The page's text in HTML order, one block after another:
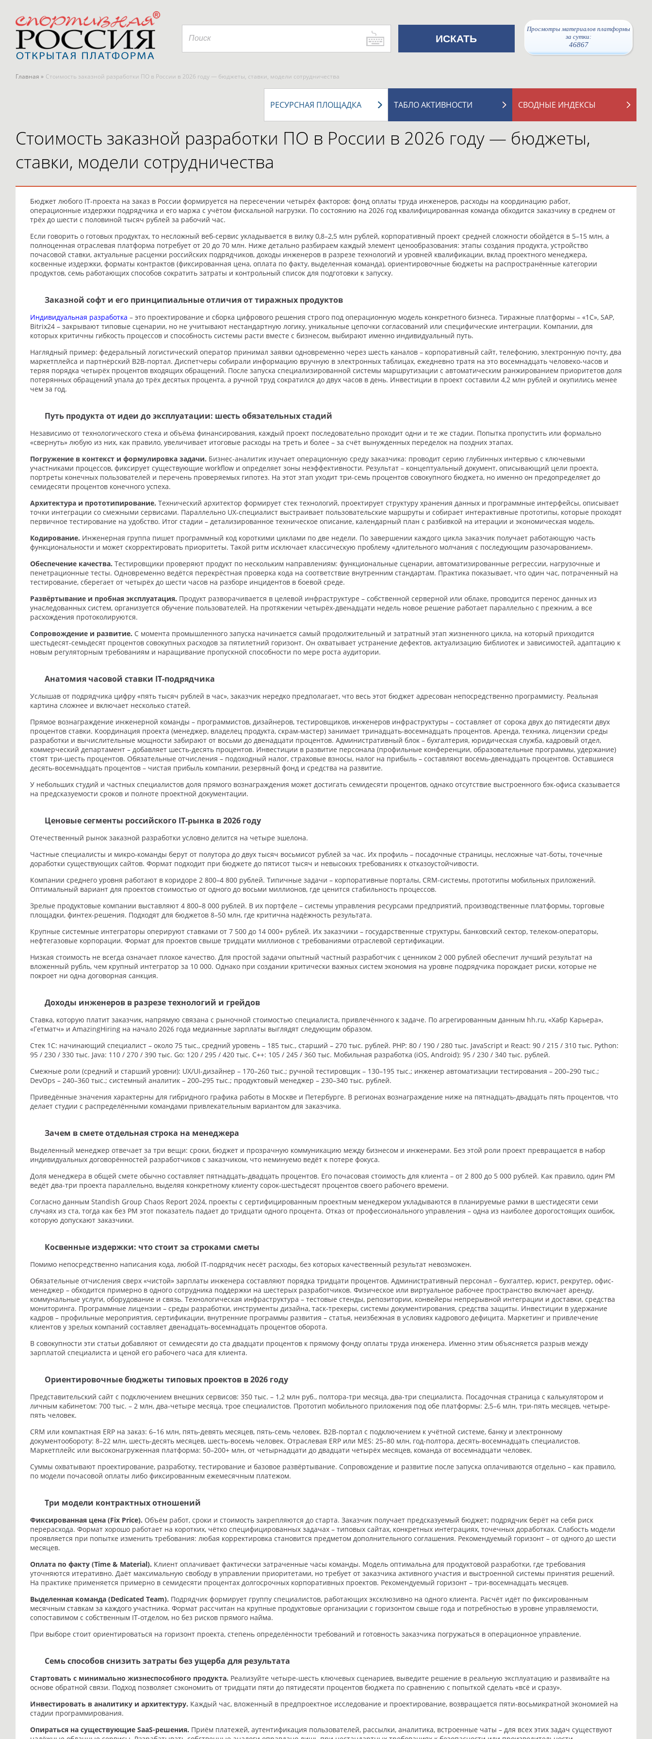
Просмотры материалов платформы
за сутки:
46867
Главная » Стоимость заказной разработки ПО в России в 2026 году — бюджеты, ставки, модели сотрудничества
СВОДНЫЕ ИНДЕКСЫ
ТАБЛО АКТИВНОСТИ
РЕСУРСНАЯ ПЛОЩАДКА
Стоимость заказной разработки ПО в России в 2026 году — бюджеты,
ставки, модели сотрудничества
Бюджет любого IT-проекта на заказ в России формируется на пересечении четырёх факторов: фонд оплаты труда инженеров, расходы на координацию работ,
операционные издержки подрядчика и его маржа с учётом фискальной нагрузки. По состоянию на 2026 год квалифицированная команда обходится заказчику в среднем от
трёх до шести с половиной тысяч рублей за рабочий час.
Если говорить о готовых продуктах, то несложный веб-сервис укладывается в вилку 0,8–2,5 млн рублей, корпоративный проект средней сложности обойдётся в 5–15 млн, а
полноценная отраслевая платформа потребует от 20 до 70 млн. Ниже детально разбираем каждый элемент ценообразования: этапы создания продукта, устройство
почасовой ставки, актуальные расценки российских подрядчиков, доходы инженеров в разрезе технологий и уровней квалификации, вклад проектного менеджера,
косвенные издержки, форматы контрактов (фиксированная цена, оплата по факту, выделенная команда), ориентировочные бюджеты на распространённые категории
продуктов, семь работающих способов сократить затраты и контрольный список для подготовки к запуску.
Заказной софт и его принципиальные отличия от тиражных продуктов
Индивидуальная разработка – это проектирование и сборка цифрового решения строго под операционную модель конкретного бизнеса. Тиражные платформы – «1С», SAP,
Bitrix24 – закрывают типовые сценарии, но не учитывают нестандартную логику, уникальные цепочки согласований или специфические интеграции. Компании, для
которых критичны гибкость процессов и способность системы расти вместе с бизнесом, выбирают именно индивидуальный путь.
Наглядный пример: федеральный логистический оператор принимал заявки одновременно через шесть каналов – корпоративный сайт, телефонию, электронную почту, два
маркетплейса и партнёрский B2B-портал. Диспетчеры собирали информацию вручную в электронных таблицах, ежедневно тратя на это восемнадцать человеко-часов и
теряя порядка четырёх процентов входящих обращений. После запуска специализированной системы маршрутизации с автоматическим ранжированием приоритетов доля
потерянных обращений упала до трёх десятых процента, а ручной труд сократился до двух часов в день. Инвестиции в проект составили 4,2 млн рублей и окупились менее
чем за год.
Путь продукта от идеи до эксплуатации: шесть обязательных стадий
Независимо от технологического стека и объёма финансирования, каждый проект последовательно проходит одни и те же стадии. Попытка пропустить или формально
«свернуть» любую из них, как правило, увеличивает итоговые расходы на треть и более – за счёт вынужденных переделок на поздних этапах.
Погружение в контекст и формулировка задачи. Бизнес-аналитик изучает операционную среду заказчика: проводит серию глубинных интервью с ключевыми
участниками процессов, фиксирует существующие workflow и определяет зоны неэффективности. Результат – концептуальный документ, описывающий цели проекта,
портреты конечных пользователей и перечень проверяемых гипотез. На этот этап уходит три-семь процентов совокупного бюджета, но именно он предопределяет до
семидесяти процентов конечного успеха.
Архитектура и прототипирование. Технический архитектор формирует стек технологий, проектирует структуру хранения данных и программные интерфейсы, описывает
точки интеграции со смежными сервисами. Параллельно UX-специалист выстраивает пользовательские маршруты и собирает интерактивные прототипы, которые проходят
первичное тестирование на удобство. Итог стадии – детализированное техническое описание, календарный план с разбивкой на итерации и экономическая модель.
Кодирование. Инженерная группа пишет программный код короткими циклами по две недели. По завершении каждого цикла заказчик получает работающую часть
функциональности и может скорректировать приоритеты. Такой ритм исключает классическую проблему «длительного молчания с последующим разочарованием».
Обеспечение качества. Тестировщики проверяют продукт по нескольким направлениям: функциональные сценарии, автоматизированные регрессии, нагрузочные и
пенетрационные тесты. Одновременно ведётся перекрёстная проверка кода на соответствие внутренним стандартам. Практика показывает, что один час, потраченный на
тестирование, сберегает от четырёх до шести часов на разборе инцидентов в боевой среде.
Развёртывание и пробная эксплуатация. Продукт разворачивается в целевой инфраструктуре – собственной серверной или облаке, проводится перенос данных из
унаследованных систем, организуется обучение пользователей. На протяжении четырёх-двенадцати недель новое решение работает параллельно с прежним, а все
расхождения протоколируются.
Сопровождение и развитие. С момента промышленного запуска начинается самый продолжительный и затратный этап жизненного цикла, на который приходится
шестьдесят-семьдесят процентов совокупных расходов за пятилетний горизонт. Он охватывает устранение дефектов, актуализацию библиотек и зависимостей, адаптацию к
новым регуляторным требованиям и наращивание пропускной способности по мере роста аудитории.
Анатомия часовой ставки IT-подрядчика
Услышав от подрядчика цифру «пять тысяч рублей в час», заказчик нередко предполагает, что весь этот бюджет адресован непосредственно программисту. Реальная
картина сложнее и включает несколько статей.
Прямое вознаграждение инженерной команды – программистов, дизайнеров, тестировщиков, инженеров инфраструктуры – составляет от сорока двух до пятидесяти двух
процентов ставки. Координация проекта (менеджер, владелец продукта, скрам-мастер) занимает тринадцать-восемнадцать процентов. Аренда, техника, лицензии среды
разработки и вычислительные мощности забирают от восьми до двенадцати процентов. Административный блок – бухгалтерия, юридическая служба, кадровый отдел,
коммерческий департамент – добавляет шесть-десять процентов. Инвестиции в развитие персонала (профильные конференции, образовательные программы, удержание)
стоят три-шесть процентов. Обязательные отчисления – подоходный налог, страховые взносы, налог на прибыль – составляют восемь-двенадцать процентов. Оставшиеся
десять-восемнадцать процентов – чистая прибыль компании, резервный фонд и средства на развитие.
У небольших студий и частных специалистов доля прямого вознаграждения может достигать семидесяти процентов, однако отсутствие выстроенного бэк-офиса сказывается
на предсказуемости сроков и полноте проектной документации.
Ценовые сегменты российского IT-рынка в 2026 году
Отечественный рынок заказной разработки условно делится на четыре эшелона.
Частные специалисты и микро-команды берут от полутора до двух тысяч восьмисот рублей за час. Их профиль – посадочные страницы, несложные чат-боты, точечные
доработки существующих сайтов. Формат подходит при бюджете до пятисот тысяч и невысоких требованиях к отказоустойчивости.
Компании среднего уровня работают в коридоре 2 800–4 800 рублей. Типичные задачи – корпоративные порталы, CRM-системы, прототипы мобильных приложений.
Оптимальный вариант для проектов стоимостью от одного до восьми миллионов, где ценится стабильность процессов.
Зрелые продуктовые компании выставляют 4 800–8 000 рублей. В их портфеле – системы управления ресурсами предприятий, производственные платформы, торговые
площадки, финтех-решения. Подходят для бюджетов 8–50 млн, где критична надёжность результата.
Крупные системные интеграторы оперируют ставками от 7 500 до 14 000+ рублей. Их заказчики – государственные структуры, банковский сектор, телеком-операторы,
нефтегазовые корпорации. Формат для проектов свыше тридцати миллионов с требованиями отраслевой сертификации.
Низкая стоимость не всегда означает плохое качество. Для простой задачи опытный частный разработчик с ценником 2 000 рублей обеспечит лучший результат на
вложенный рубль, чем крупный интегратор за 10 000. Однако при создании критически важных систем экономия на уровне подрядчика порождает риски, которые не
покроет ни одна договорная санкция.
Доходы инженеров в разрезе технологий и грейдов
Ставка, которую платит заказчик, напрямую связана с рыночной стоимостью специалиста, привлечённого к задаче. По агрегированным данным hh.ru, «Хабр Карьера»,
«Гетматч» и AmazingHiring на начало 2026 года медианные зарплаты выглядят следующим образом.
Стек 1С: начинающий специалист – около 75 тыс., средний уровень – 185 тыс., старший – 270 тыс. рублей. PHP: 80 / 190 / 280 тыс. JavaScript и React: 90 / 215 / 310 тыс. Python:
95 / 230 / 330 тыс. Java: 110 / 270 / 390 тыс. Go: 120 / 295 / 420 тыс. C++: 105 / 245 / 360 тыс. Мобильная разработка (iOS, Android): 95 / 230 / 340 тыс. рублей.
Смежные роли (средний и старший уровни): UX/UI-дизайнер – 170–260 тыс.; ручной тестировщик – 130–195 тыс.; инженер автоматизации тестирования – 200–290 тыс.;
DevOps – 240–360 тыс.; системный аналитик – 200–295 тыс.; продуктовый менеджер – 230–340 тыс. рублей.
Приведённые значения характерны для гибридного графика работы в Москве и Петербурге. В регионах вознаграждение ниже на пятнадцать-двадцать пять процентов, что
делает студии с распределёнными командами привлекательным вариантом для заказчика.
Зачем в смете отдельная строка на менеджера
Выделенный менеджер отвечает за три вещи: сроки, бюджет и прозрачную коммуникацию между бизнесом и инженерами. Без этой роли проект превращается в набор
индивидуальных договорённостей разработчиков с заказчиком, что неминуемо ведёт к потере фокуса.
Доля менеджера в общей смете обычно составляет пятнадцать-двадцать процентов. Его почасовая стоимость для клиента – от 2 800 до 5 000 рублей. Как правило, один PM
ведёт два-три проекта параллельно, выделяя конкретному клиенту сорок-шестьдесят процентов своего рабочего времени.
Согласно данным Standish Group Chaos Report 2024, проекты с сертифицированным проектным менеджером укладываются в планируемые рамки в шестидесяти семи
случаях из ста, тогда как без PM этот показатель падает до тридцати одного процента. Отказ от профессионального управления – одна из наиболее дорогостоящих ошибок,
которую допускают заказчики.
Косвенные издержки: что стоит за строками сметы
Помимо непосредственно написания кода, любой IT-подрядчик несёт расходы, без которых качественный результат невозможен.
Обязательные отчисления сверх «чистой» зарплаты инженера составляют порядка тридцати процентов. Административный персонал – бухгалтер, юрист, рекрутер, офис-
менеджер – обходится примерно в одного сотрудника поддержки на шестерых разработчиков. Физическое или виртуальное рабочее пространство включает аренду,
коммунальные услуги, оборудование и связь. Технологическая инфраструктура – тестовые стенды, репозитории, конвейеры непрерывной интеграции и доставки, средства
мониторинга. Программные лицензии – среды разработки, инструменты дизайна, таск-трекеры, системы документирования, средства защиты. Инвестиции в удержание
кадров – профильные мероприятия, сертификации, внутренние программы развития – статья, неизбежная в условиях кадрового дефицита. Маркетинг и привлечение
клиентов у зрелых компаний составляет двенадцать-восемнадцать процентов оборота.
В совокупности эти статьи добавляют от семидесяти до ста двадцати процентов к прямому фонду оплаты труда инженера. Именно этим объясняется разрыв между
зарплатой специалиста и ценой его рабочего часа для клиента.
Ориентировочные бюджеты типовых проектов в 2026 году
Представительский сайт с подключением внешних сервисов: 350 тыс. – 1,2 млн руб., полтора-три месяца, два-три специалиста. Посадочная страница с калькулятором и
личным кабинетом: 700 тыс. – 2 млн, два-четыре месяца, трое специалистов. Прототип мобильного приложения под обе платформы: 2,5–6 млн, три-пять месяцев, четыре-
пять человек.
CRM или компактная ERP на заказ: 6–16 млн, пять-девять месяцев, пять-семь человек. B2B-портал с подключением к учётной системе, банку и электронному
документообороту: 8–22 млн, шесть-десять месяцев, шесть-восемь человек. Отраслевая ERP или MES: 25–80 млн, год-полтора, десять-восемнадцать специалистов.
Маркетплейс или высоконагруженная платформа: 50–200+ млн, от четырнадцати до двадцати четырёх месяцев, команда от восемнадцати человек.
Суммы охватывают проектирование, разработку, тестирование и базовое развёртывание. Сопровождение и развитие после запуска оплачиваются отдельно – как правило,
по модели почасовой оплаты либо фиксированным ежемесячным платежом.
Три модели контрактных отношений
Фиксированная цена (Fix Price). Объём работ, сроки и стоимость закрепляются до старта. Заказчик получает предсказуемый бюджет; подрядчик берёт на себя риск
перерасхода. Формат хорошо работает на коротких, чётко специфицированных задачах – типовых сайтах, конкретных интеграциях, точечных доработках. Слабость модели
проявляется при попытке изменить требования: любая корректировка становится предметом дополнительного соглашения. Рекомендуемый горизонт – от одного до шести
месяцев.
Оплата по факту (Time & Material). Клиент оплачивает фактически затраченные часы команды. Модель оптимальна для продуктовой разработки, где требования
уточняются итеративно. Даёт максимальную свободу в управлении приоритетами, но требует от заказчика активного участия и выстроенной системы принятия решений.
На практике применяется примерно в семидесяти процентах долгосрочных корпоративных проектов. Рекомендуемый горизонт – три-восемнадцать месяцев.
Выделенная команда (Dedicated Team). Подрядчик формирует группу специалистов, работающих эксклюзивно на одного клиента. Расчёт идёт по фиксированным
месячным ставкам за каждого участника. Формат рассчитан на крупные продуктовые организации с горизонтом свыше года и потребностью в уровне управляемости,
сопоставимом с собственным IT-отделом, но без рисков прямого найма.
При выборе стоит ориентироваться на горизонт проекта, степень определённости требований и готовность заказчика погружаться в операционное управление.
Семь способов снизить затраты без ущерба для результата
Стартовать с минимально жизнеспособного продукта. Реализуйте четыре-шесть ключевых сценариев, выведите решение в реальную эксплуатацию и развивайте на
основе обратной связи. Подход позволяет сэкономить от тридцати пяти до пятидесяти процентов бюджета по сравнению с попыткой сделать «всё и сразу».
Инвестировать в аналитику и архитектуру. Каждый час, вложенный в предпроектное исследование и проектирование, возвращается пяти-восьмикратной экономией на
стадии программирования.
Опираться на существующие SaaS-решения. Приём платежей, аутентификация пользователей, рассылки, аналитика, встроенные чаты – для всех этих задач существуют